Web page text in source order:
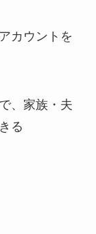
カウントを
、家族・夫
る